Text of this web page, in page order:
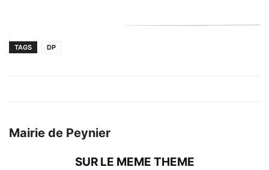
TAGS DP
Mairie de Peynier
SUR LE MEME THEME